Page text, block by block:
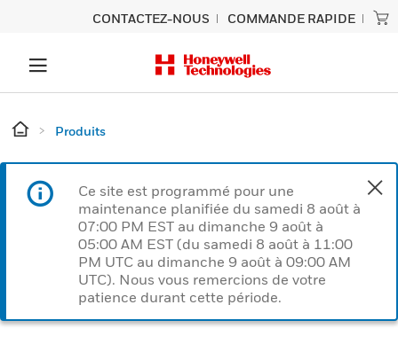
CONTACTEZ-NOUS COMMANDE RAPIDE
Produits
Ce site est programmé pour une
maintenance planifiée du samedi 8 août à
07:00 PM EST au dimanche 9 août à
05:00 AM EST (du samedi 8 août à 11:00
PM UTC au dimanche 9 août à 09:00 AM
UTC). Nous vous remercions de votre
patience durant cette période.